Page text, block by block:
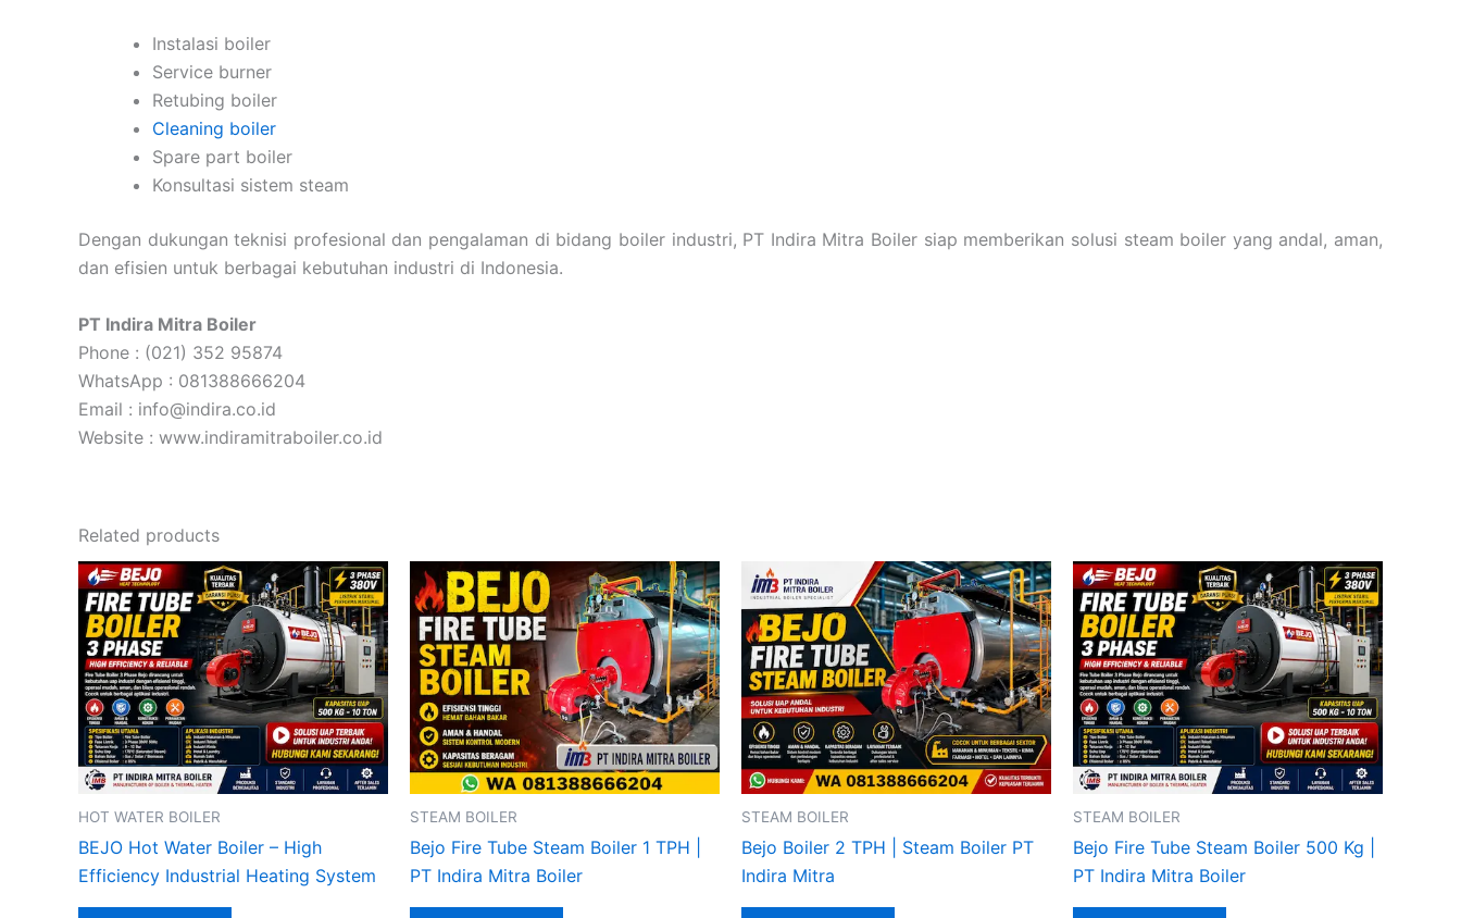
Instalasi boiler
Service burner
Retubing boiler
Cleaning boiler
Spare part boiler
Konsultasi sistem steam
Dengan dukungan teknisi profesional dan pengalaman di bidang boiler industri, PT Indira Mitra Boiler siap memberikan solusi steam boiler yang andal, aman,
dan efisien untuk berbagai kebutuhan industri di Indonesia.
PT Indira Mitra Boiler
Phone : (021) 352 95874
WhatsApp : 081388666204
Email : info@indira.co.id
Website : www.indiramitraboiler.co.id
Related products
HOT WATER BOILER
BEJO Hot Water Boiler – High
Efficiency Industrial Heating System
STEAM BOILER
Bejo Fire Tube Steam Boiler 1 TPH |
PT Indira Mitra Boiler
STEAM BOILER
Bejo Boiler 2 TPH | Steam Boiler PT
Indira Mitra
STEAM BOILER
Bejo Fire Tube Steam Boiler 500 Kg |
PT Indira Mitra Boiler